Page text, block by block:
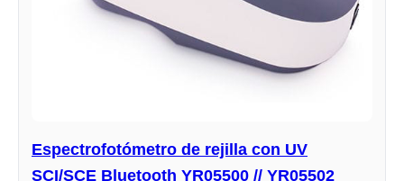
Espectrofotómetro de rejilla con UV
SCI/SCE Bluetooth YR05500 // YR05502